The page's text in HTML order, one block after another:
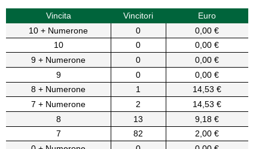
Vincita Vincitori
Euro
10 + Numerone
0
0,00 €
10
0
0,00 €
9 + Numerone
0
0,00 €
9
0
0,00 €
8 + Numerone
1
14,53 €
7 + Numerone
2
14,53 €
8
13
9,18 €
7
82
2,00 €